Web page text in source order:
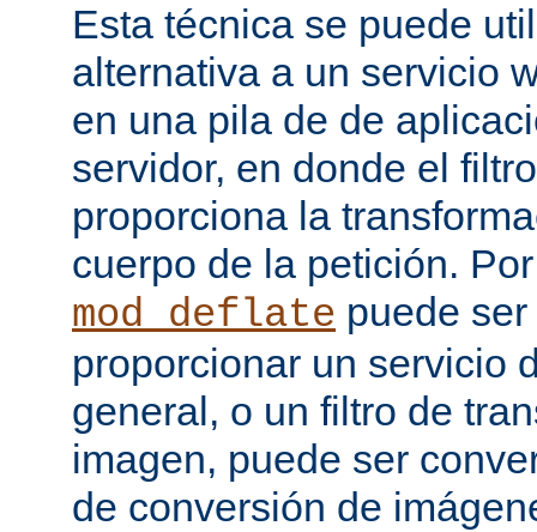
Esta técnica se puede
alternativa a un servicio
en una pila de de
servidor, en donde el
proporciona la
cuerpo de la petición.
mod_deflate puede
proporcionar un servicio
general, o un filtro de
imagen, puede ser
de conversión de